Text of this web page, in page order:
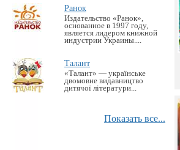
Ранок
Издательство «Ранок»,
основанное в 1997 году,
является лидером книжной
индустрии Украины....
Талант
«Талант» — українське
двомовне видавництво
дитячої літератури...
Показать все...